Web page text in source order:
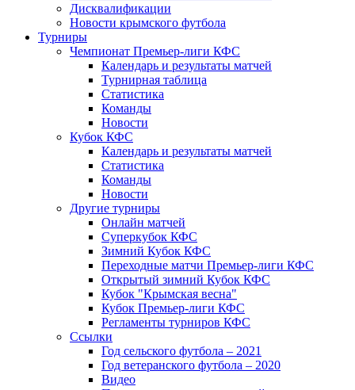
Дисквалификации
Новости крымского футбола
Турниры
Чемпионат Премьер-лиги КФС
Календарь и результаты матчей
Турнирная таблица
Статистика
Команды
Новости
Кубок КФС
Календарь и результаты матчей
Статистика
Команды
Новости
Другие турниры
Онлайн матчей
Суперкубок КФС
Зимний Кубок КФС
Переходные матчи Премьер-лиги КФС
Открытый зимний Кубок КФС
Кубок "Крымская весна"
Кубок Премьер-лиги КФС
Регламенты турниров КФС
Ссылки
Год сельского футбола – 2021
Год ветеранского футбола – 2020
Видео